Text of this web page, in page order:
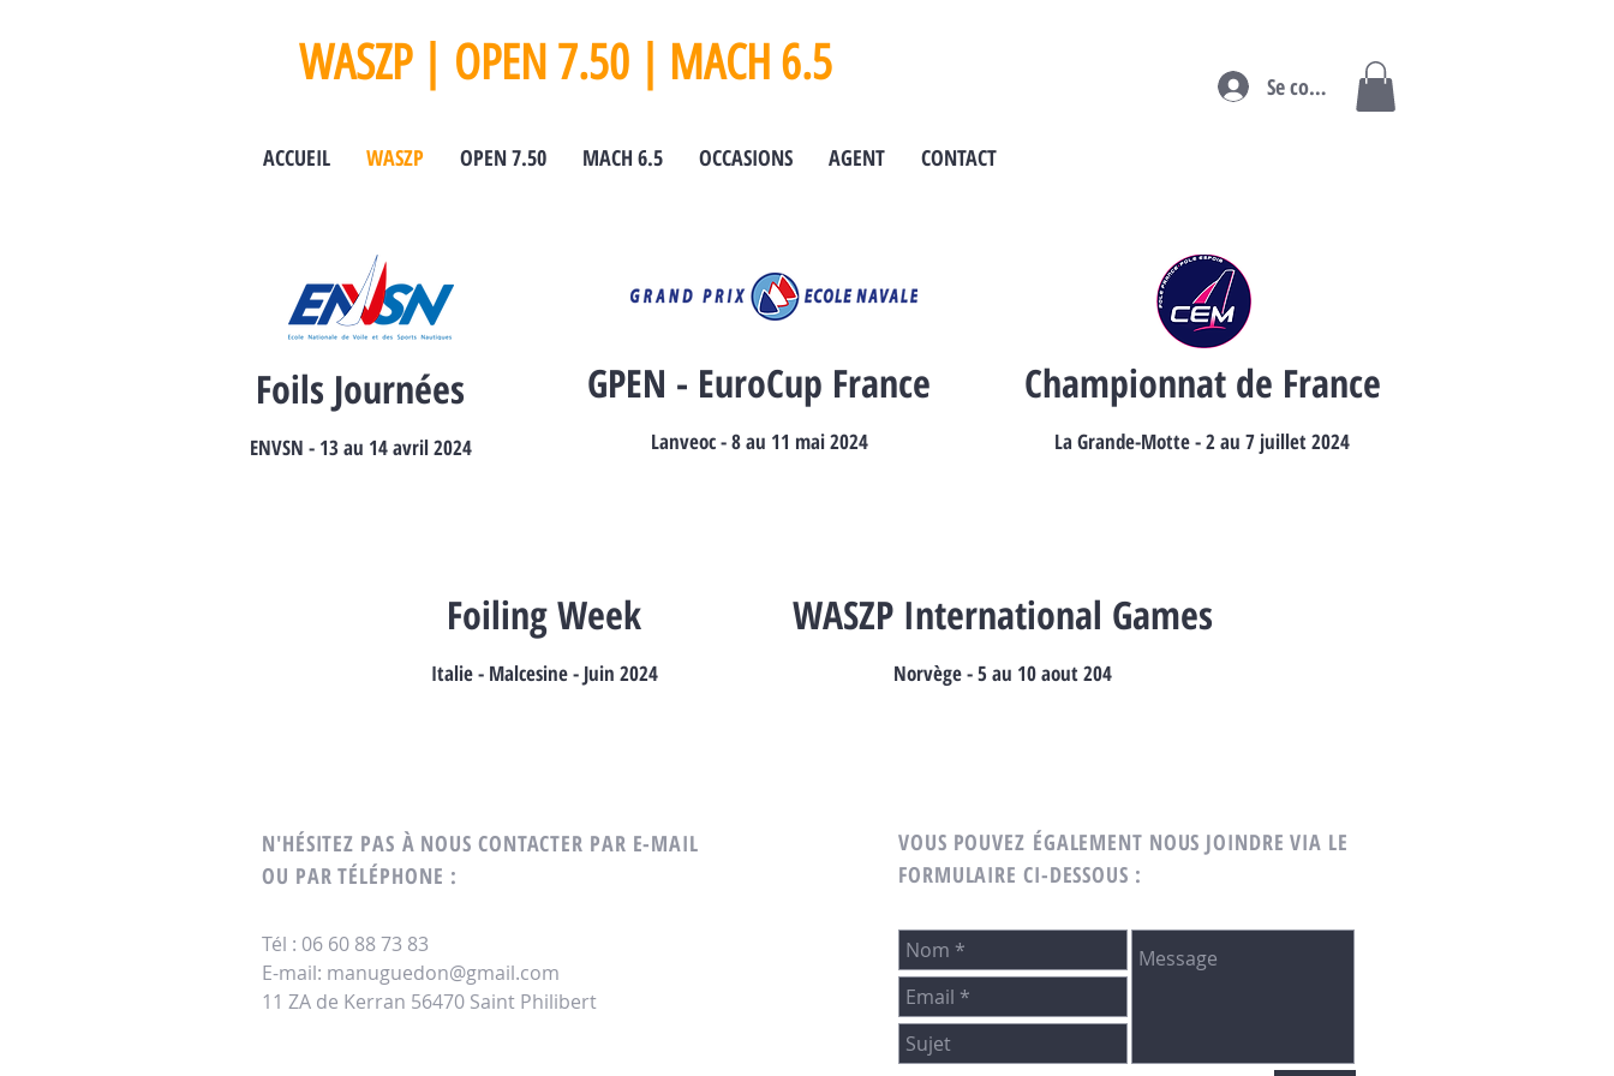
WASZP| OPEN 7.50 | MACH 6.5 Se connecter
ACCUEIL WASZP OPEN 7.50 MACH 6.5 OCCASIONS AGENT CONTACT
Foils Journées
ENVSN - 13 au 14 avril 2024
GPEN - EuroCup France
Lanveoc - 8 au 11 mai 2024
Championnat de France
La Grande-Motte - 2 au 7 juillet 2024
Foiling Week
Italie - Malcesine - Juin 2024
WASZP International Games
Norvège - 5 au 10 aout 204
N'HÉSITEZ PAS À NOUS CONTACTER PAR E-MAIL
OU PAR TÉLÉPHONE :
Tél : 06 60 88 73 83
E-mail: manuguedon@gmail.com
11 ZA de Kerran 56470 Saint Philibert
VOUS POUVEZ ÉGALEMENT NOUS JOINDRE VIA LE
FORMULAIRE CI-DESSOUS :